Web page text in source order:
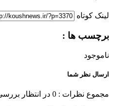
لینک کوتاه
برچسب ها :
ناموجود
ارسال نظر شما
مجموع نظرات : 0 در انتظار بررسی